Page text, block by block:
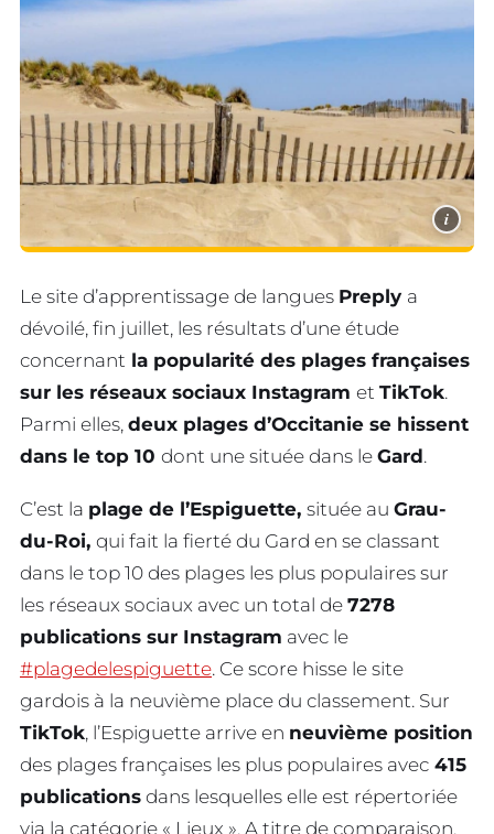
i
Le site d’apprentissage de langues Preply a
dévoilé, fin juillet, les résultats d’une étude
concernant la popularité des plages françaises
sur les réseaux sociaux Instagram et TikTok.
Parmi elles, deux plages d’Occitanie se hissent
dans le top 10 dont une située dans le Gard.
C’est la plage de l’Espiguette, située au Grau-
du-Roi, qui fait la fierté du Gard en se classant
dans le top 10 des plages les plus populaires sur
les réseaux sociaux avec un total de 7278
publications sur Instagram avec le
#plagedelespiguette. Ce score hisse le site
gardois à la neuvième place du classement. Sur
TikTok, l’Espiguette arrive en neuvième position
des plages françaises les plus populaires avec 415
publications dans lesquelles elle est répertoriée
via la catégorie « Lieux ». A titre de comparaison,